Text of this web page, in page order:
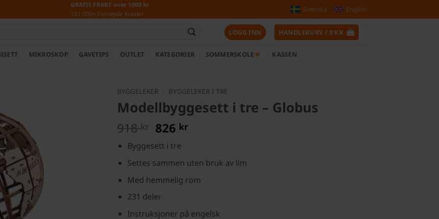
GRATIS FRAKT over 1000 kr
151.000+ Fornøyde Kunder
Svenska English
LOGG INN HANDLEKURV / 0 KR
MIKROSKOP GAVETIPS OUTLET KATEGORIER SOMMERSKOLE KASSEN
BYGGELEKER BYGGELEKER I TRE
Modellbyggesett i tre – Globus
918kr Opprinnelig
pris
var:
918 kr.
826 krNåværende
826 kr.
Byggesett i tre
Settes sammen uten bruk av lim
Med hemmelig rom
231 deler
Instruksjoner på engelsk